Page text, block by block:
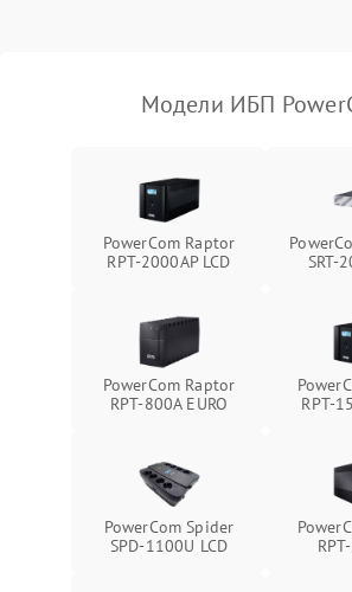
Неисправность системы
стабилизации
переключения
Неисправность системы
мониторинга
1500 ₽
Повреждение внутренних
Неисправность системы
Модели ИБП
PowerCom Raptor
RPT-2000AP LCD
SRT-
PowerCom Raptor
RPT-800A EURO
RPT-
PowerCom Spider
SPD-1100U LCD